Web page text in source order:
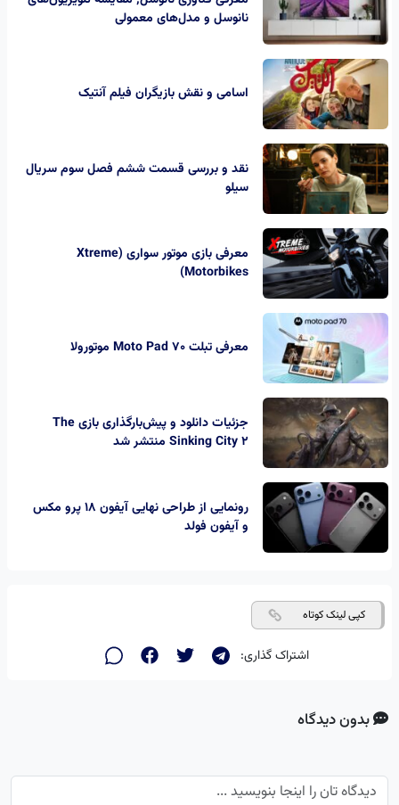
نانوسل و مدل‌های معمولی
اسامی و نقش بازیگران فیلم آنتیک
نقد و بررسی قسمت ششم فصل سوم سریال
سیلو
معرفی بازی موتور سواری (Xtreme
Motorbikes)
معرفی تبلت Moto Pad 70 موتورولا
جزئیات دانلود و پیش‌بارگذاری بازی The
Sinking City 2 منتشر شد
رونمایی از طراحی نهایی آیفون ۱۸ پرو مکس
و آیفون فولد
کپی لینک کوتاه
اشتراک گذاری:
بدون دیدگاه